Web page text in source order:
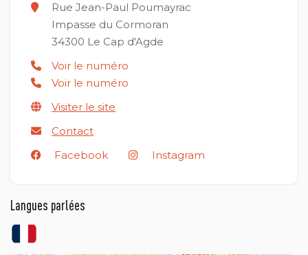
Rue Jean-Paul Poumayrac
Impasse du Cormoran
34300 Le Cap d'Agde
Voir le numéro
Voir le numéro
Visiter le site
Contact
Facebook
Instagram
Langues parlées